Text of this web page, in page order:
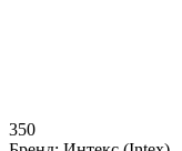
350